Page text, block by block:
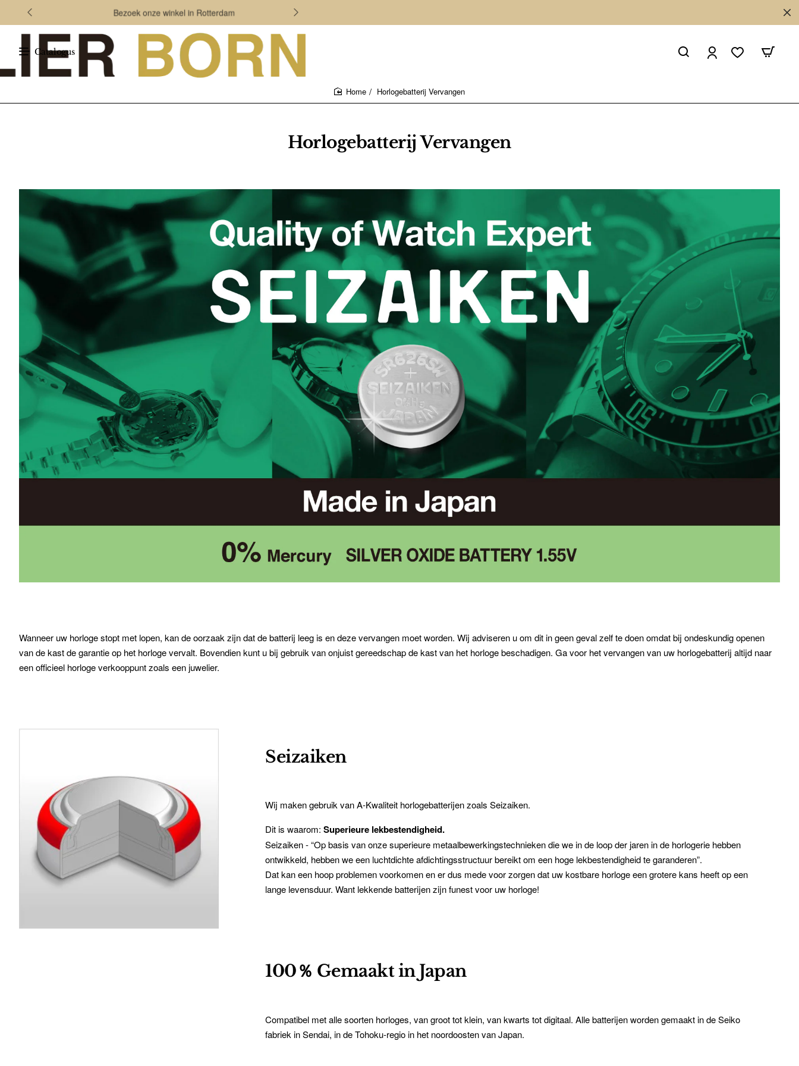
Bezoek onze winkel in Rotterdam
Catalogus
Horlogebatterij Vervangen
Horlogebatterij Vervangen
Wanneer uw horloge stopt met lopen, kan de oorzaak zijn dat de batterij leeg is en deze vervangen moet worden. Wij adviseren u om dit in geen geval zelf te doen omdat bij ondeskundig openen
van de kast de garantie op het horloge vervalt. Bovendien kunt u bij gebruik van onjuist gereedschap de kast van het horloge beschadigen. Ga voor het vervangen van uw horlogebatterij altijd naar
een officieel horloge verkooppunt zoals een juwelier.
Seizaiken
Wij maken gebruik van A-Kwaliteit horlogebatterijen zoals Seizaiken.
Dit is waarom: Superieure lekbestendigheid.
Seizaiken - “Op basis van onze superieure metaalbewerkingstechnieken die we in de loop der jaren in de horlogerie hebben
ontwikkeld, hebben we een luchtdichte afdichtingsstructuur bereikt om een hoge lekbestendigheid te garanderen”.
Dat kan een hoop problemen voorkomen en er dus mede voor zorgen dat uw kostbare horloge een grotere kans heeft op een
lange levensduur. Want lekkende batterijen zijn funest voor uw horloge!
100％ Gemaakt in Japan
Compatibel met alle soorten horloges, van groot tot klein, van kwarts tot digitaal. Alle batterijen worden gemaakt in de Seiko
fabriek in Sendai, in de Tohoku-regio in het noordoosten van Japan.